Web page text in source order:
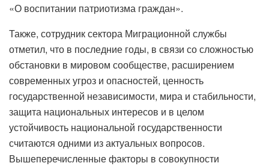
«О воспитании патриотизма граждан».
Также, сотрудник сектора Миграционной службы
отметил, что в последние годы, в связи со сложностью
обстановки в мировом сообществе, расширением
современных угроз и опасностей, ценность
государственной независимости, мира и стабильности,
защита национальных интересов и в целом
устойчивость национальной государственности
считаются одними из актуальных вопросов.
Вышеперечисленные факторы в совокупности